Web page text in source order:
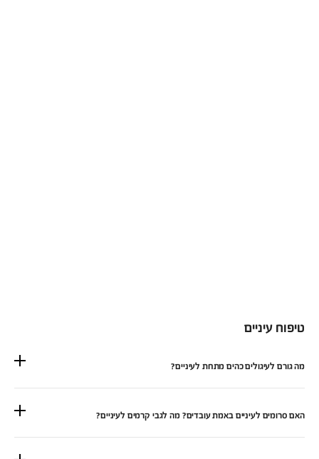
טיפוח עיניים
מה גורם לעיגולים כהים מתחת לעיניים?
האם סרומים לעיניים באמת עובדים? מה לגבי קרמים לעיניים?